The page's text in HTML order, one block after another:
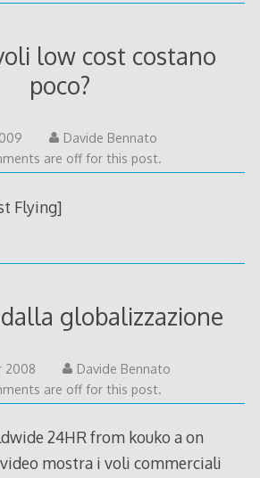
low cost costano
poco?
9
July
2009
Davide Bennato
are off for this post.
Flying]
globalizzazione
200818
October
2008
Davide Bennato
are off for this post.
24HR from kouko a on
mostra i voli commerciali